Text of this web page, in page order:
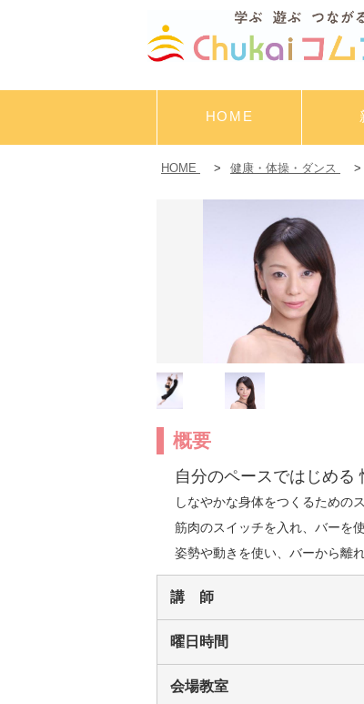
HOME
HOME > 健康・体操・ダンス >
概要
自分のペースではじめる
しなやかな身体をつくるための
筋肉のスイッチを入れ、バーを
姿勢や動きを使い、バーから離
講 師
曜日時間
会場教室